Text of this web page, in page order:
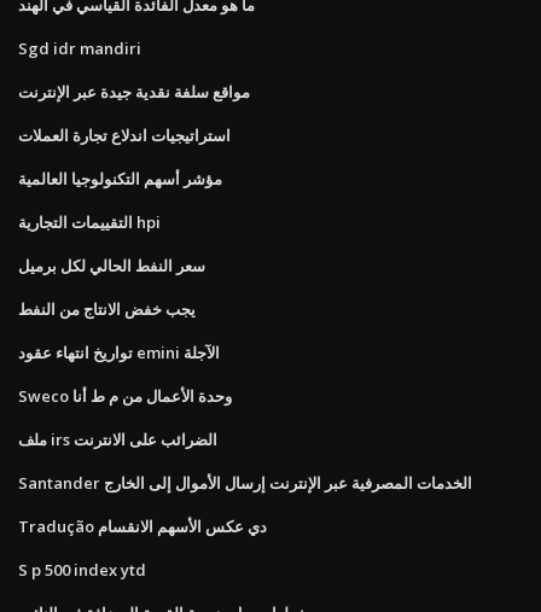
ما هو معدل الفائدة القياسي في الهند
Sgd idr mandiri
مواقع سلفة نقدية جيدة عبر الإنترنت
استراتيجيات اندلاع تجارة العملات
مؤشر أسهم التكنولوجيا العالمية
التقييمات التجارية hpi
سعر النفط الحالي لكل برميل
يجب خفض الانتاج من النفط
تواريخ انتهاء عقود emini الآجلة
Sweco وحدة الأعمال من م ط أنا
ملف irs الضرائب على الانترنت
Santander الخدمات المصرفية عبر الإنترنت إرسال الأموال إلى الخارج
Tradução دي عكس الأسهم الانقسام
S p 500 index ytd